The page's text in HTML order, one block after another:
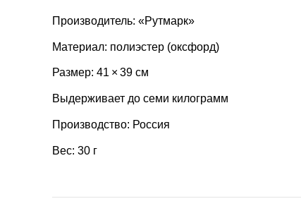
Производитель: «Рутмарк»
Материал: полиэстер (оксфорд)
Размер: 41 × 39 см
Выдерживает до семи килограмм
Производство: Россия
Вес: 30 г